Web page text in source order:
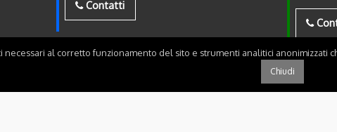
Contatti
necessari al corretto funzionamento del sito e strumenti analitici
Chiudi